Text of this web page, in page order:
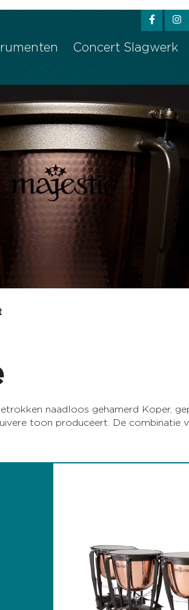
Concert Slagwerk
naadloos gehamerd Koper,
toon produceert. De